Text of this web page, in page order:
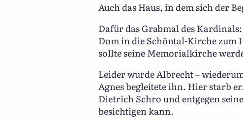
Auch das Haus, in dem sich der
Dafür das Grabmal des
Dom in die Schöntal-Kirche zum
sollte seine Memorialkirche
Leider wurde Albrecht –
Agnes begleitete ihn. Hier starb
Dietrich Schro und entgegen
besichtigen kann.